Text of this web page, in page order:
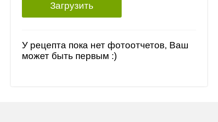
Загрузить
У рецепта пока нет фотоотчетов, Ваш
может быть первым :)